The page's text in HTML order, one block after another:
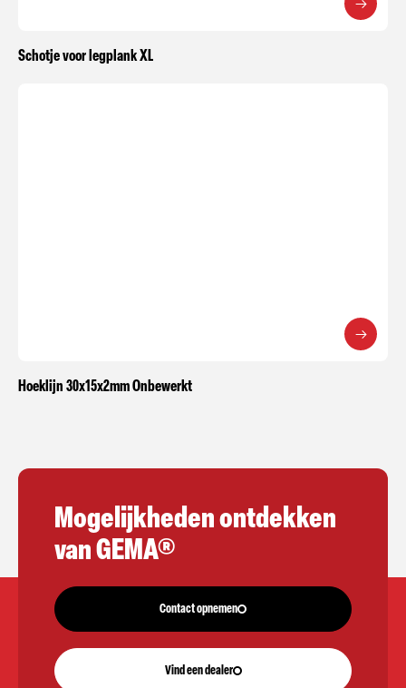
Schotje voor legplank XL
Hoeklijn 30x15x2mm Onbewerkt
Mogelijkheden ontdekken
van GEMA®
Contact opnemen
Vind een dealer